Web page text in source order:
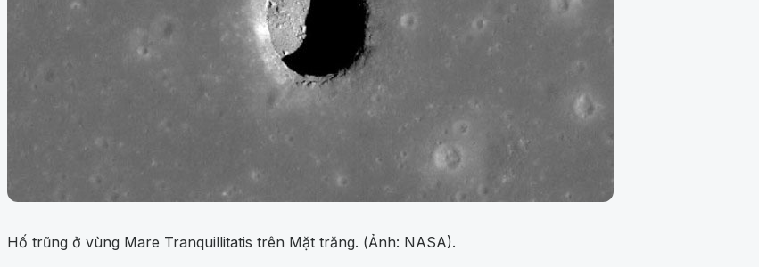
Hố trũng ở vùng Mare Tranquillitatis trên Mặt trăng. (Ảnh: NASA).